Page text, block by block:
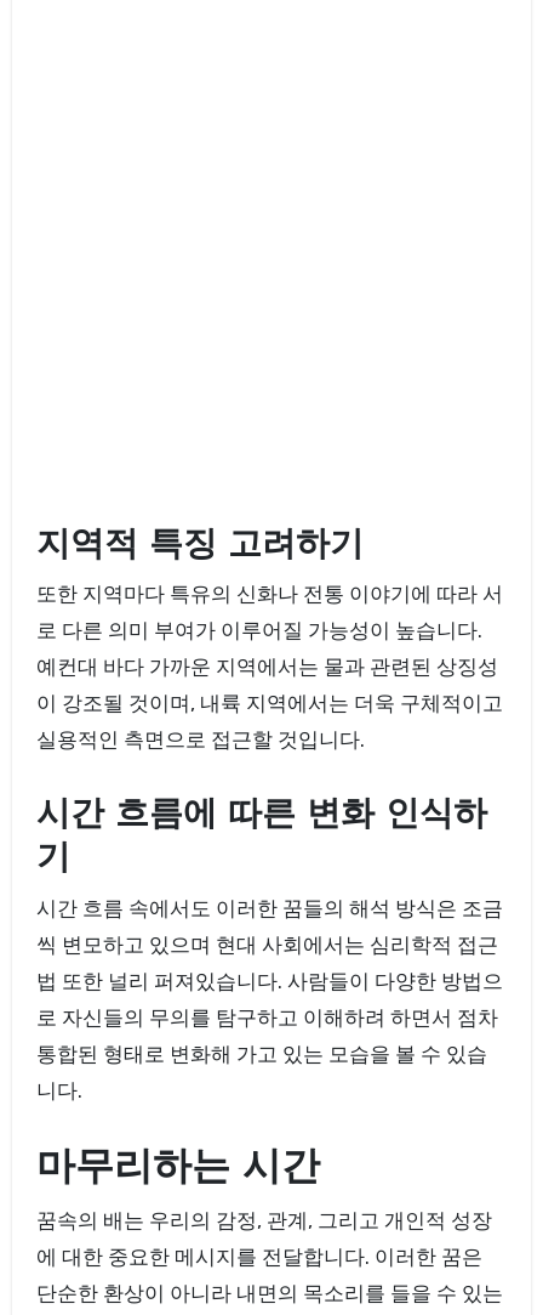
지역적 특징 고려하기
또한 지역마다 특유의 신화나 전통 이야기에 따라 서
로 다른 의미 부여가 이루어질 가능성이 높습니다.
예컨대 바다 가까운 지역에서는 물과 관련된 상징성
이 강조될 것이며, 내륙 지역에서는 더욱 구체적이고
실용적인 측면으로 접근할 것입니다.
시간 흐름에 따른 변화 인식하
기
시간 흐름 속에서도 이러한 꿈들의 해석 방식은 조금
씩 변모하고 있으며 현대 사회에서는 심리학적 접근
법 또한 널리 퍼져있습니다. 사람들이 다양한 방법으
로 자신들의 무의를 탐구하고 이해하려 하면서 점차
통합된 형태로 변화해 가고 있는 모습을 볼 수 있습
니다.
마무리하는 시간
꿈속의 배는 우리의 감정, 관계, 그리고 개인적 성장
에 대한 중요한 메시지를 전달합니다. 이러한 꿈은
단순한 환상이 아니라 내면의 목소리를 들을 수 있는